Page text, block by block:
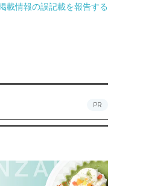
載情報の誤記載を報告する
PR